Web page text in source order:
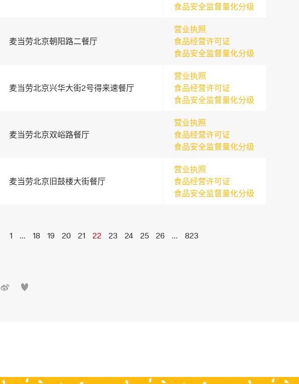
食品安全监督量化分级
麦当劳北京朝阳路二餐厅
营业执照
食品经营许可证
食品安全监督量化分级
麦当劳北京兴华大街2号得来速餐厅
营业执照
食品经营许可证
食品安全监督量化分级
麦当劳北京双峪路餐厅
营业执照
食品经营许可证
食品安全监督量化分级
麦当劳北京旧鼓楼大街餐厅
营业执照
食品经营许可证
食品安全监督量化分级
1 ... 18 19 20 21 22 23 24 25 26 ... 823
 